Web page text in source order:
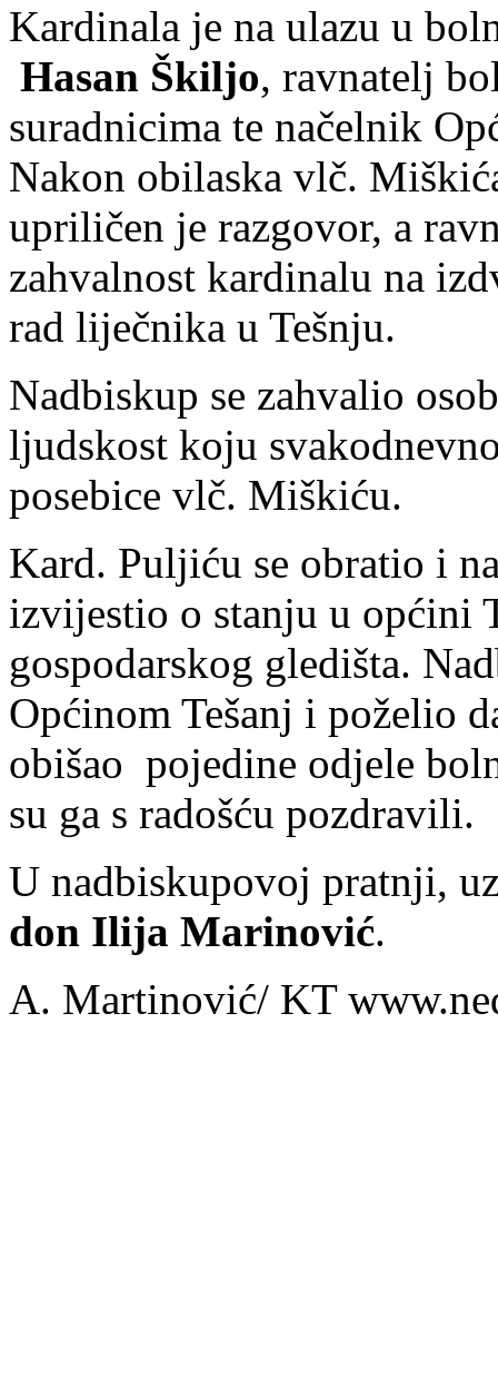
Kardinala je na ulazu u
Hasan Škiljo, ravnatelj
suradnicima te načelnik
Nakon obilaska vlč.
upriličen je razgovor, a
zahvalnost kardinalu na
rad liječnika u Tešnju.
Nadbiskup se zahvalio
ljudskost koju
posebice vlč. Miškiću.
Kard. Puljiću se obratio i
izvijestio o stanju u općini
gospodarskog gledišta.
Općinom Tešanj i poželio
obišao pojedine odjele
su ga s radošću pozdravili.
U nadbiskupovoj pratnji,
don Ilija Marinović.
A. Martinović/ KT